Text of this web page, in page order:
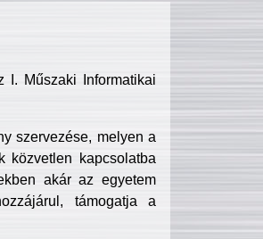
I. Műszaki Informatikai
szervezése, melyen a
közvetlen kapcsolatba
akár az egyetem
támogatja a